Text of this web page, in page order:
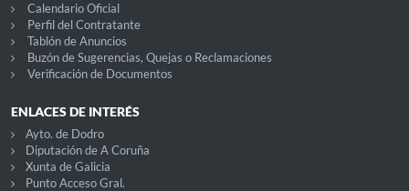
Calendario Oficial
Perfil del Contratante
Tablón de Anuncios
Buzón de Sugerencias, Quejas o Reclamaciones
Verificación de Documentos
ENLACES DE INTERÉS
Ayto. de Dodro
Diputación de A Coruña
Xunta de Galicia
Punto Acceso Gral.